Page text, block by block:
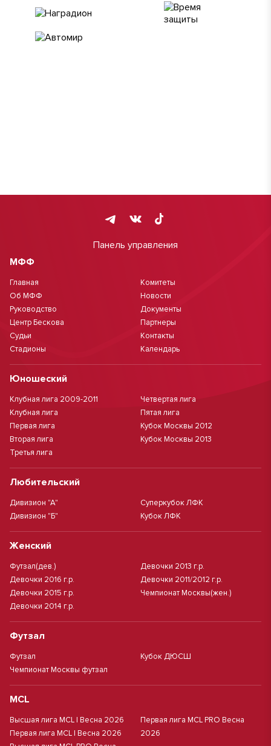
Панель управления
МФФ
Главная
Об МФФ
Руководство
Центр Бескова
Судьи
Стадионы
Комитеты
Новости
Документы
Партнеры
Контакты
Календарь
Юношеский
Клубная лига 2009-2011
Клубная лига
Первая лига
Вторая лига
Третья лига
Четвертая лига
Пятая лига
Кубок Москвы 2012
Кубок Москвы 2013
Любительский
Дивизион "А"
Дивизион "Б"
Суперкубок ЛФК
Кубок ЛФК
Женский
Футзал(дев.)
Девочки 2016 г.р.
Девочки 2015 г.р.
Девочки 2014 г.р.
Девочки 2013 г.р.
Девочки 2011/2012 г.р.
Чемпионат Москвы(жен.)
Футзал
Футзал
Чемпионат Москвы футзал
Кубок ДЮСШ
MCL
Высшая лига MCL | Весна 2026
Первая лига MCL | Весна 2026
Первая лига MCL PRO Весна
2026